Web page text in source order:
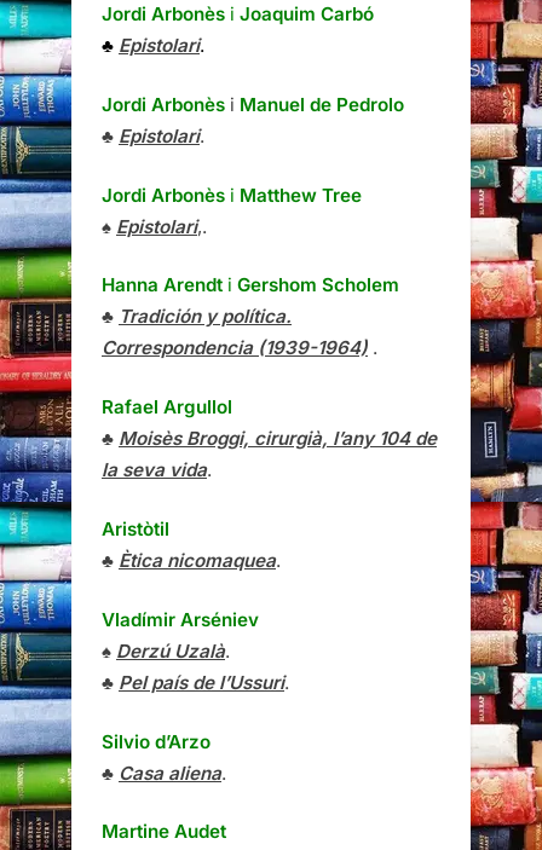
Jordi Arbonès i Joaquim Carbó
♣ Epistolari.
Jordi Arbonès i Manuel de Pedrolo
♣ Epistolari.
Jordi Arbonès i Matthew Tree
♠ Epistolari,.
Hanna Arendt i Gershom Scholem
♣ Tradición y política.
Correspondencia (1939-1964) .
Rafael Argullol
♣ Moisès Broggi, cirurgià, l’any 104 de
la seva vida.
Aristòtil
♣ Ètica nicomaquea.
Vladímir Arséniev
♠ Derzú Uzalà.
♣ Pel país de l’Ussuri.
Silvio d’Arzo
♣ Casa aliena.
Martine Audet